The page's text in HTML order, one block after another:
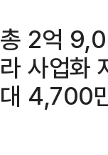
총 2억
라 사업화
대 4,700